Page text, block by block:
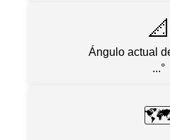
📐
Ángulo actual
...°